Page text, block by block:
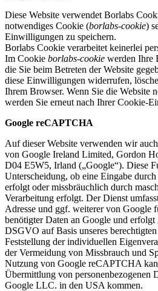
Diese Website verwendet Borlabs
notwendiges Cookie (borlabs-cookie)
Einwilligungen zu speichern.
Borlabs Cookie verarbeitet keinerlei
Im Cookie borlabs-cookie werden Ihre
die Sie beim Betreten der Website
diese Einwilligungen widerrufen,
Ihrem Browser. Wenn Sie die Website
werden Sie erneut nach Ihrer Cookie-
Google reCAPTCHA
Auf dieser Website verwenden wir
von Google Ireland Limited, Gordon
D04 E5W5, Irland („Google“). Diese
Unterscheidung, ob eine Eingabe
erfolgt oder missbräuchlich durch
Verarbeitung erfolgt. Der Dienst
Adresse und ggf. weiterer von Google
benötigter Daten an Google und
DSGVO auf Basis unseres berechtigten
Feststellung der individuellen
der Vermeidung von Missbrauch und
Nutzung von Google reCAPTCHA
Übermittlung von personenbezogenen
Google LLC. in den USA kommen.